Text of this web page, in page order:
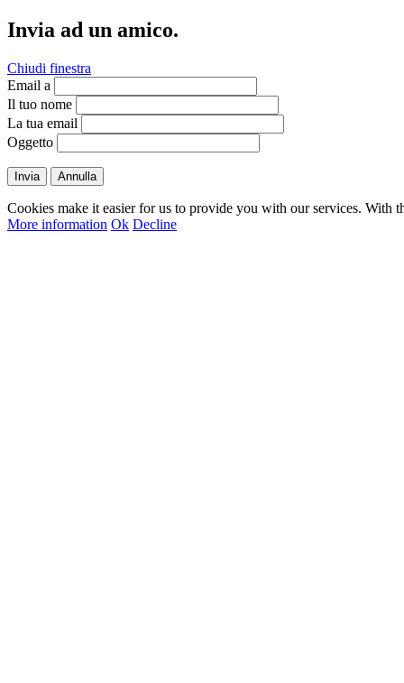
Invia ad un amico.
Chiudi finestra
Email a
Il tuo nome
La tua email
Oggetto
Invia Annulla
Cookies make it easier for us to provide you with our services. With
More information Ok Decline